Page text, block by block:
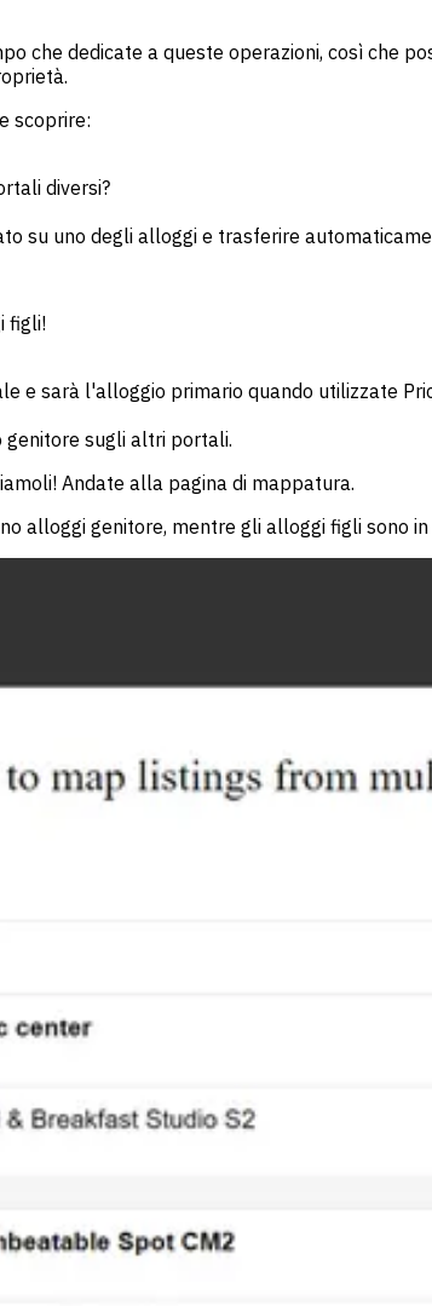
che dedicate a queste operazioni, così che
scoprire:
diversi?
su uno degli alloggi e trasferire
figli!
e sarà l'alloggio primario quando utilizzate
sugli altri portali.
Andate alla pagina di mappatura.
alloggi genitore, mentre gli alloggi figli sono